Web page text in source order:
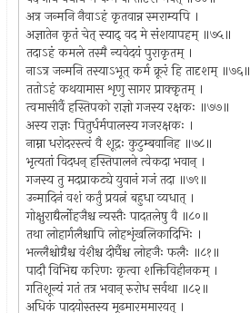
अत्र जन्मनि नैवाऽहं कृतवान्न स्मराम्यपि ।
अज्ञातेन कृतं चेत् स्याद् वद मे संशयापहम् ॥७५॥
तदाऽहं कमले तस्मै न्यवेदयं पुराकृतम् ।
नाऽत्र जन्मनि तस्याऽभूत् कर्म क्रूरं हि तादृशम् ॥७६॥
ततोऽहं कथयामास शृणु सागर प्राक्कृतम् ।
त्वमासीर्वै हस्तिपको राज्ञो गजस्य रक्षकः ॥७७॥
अस्य राज्ञः पितुर्धर्मपालस्य गजरक्षकः ।
नाम्ना धरोदरस्त्वं वै शूद्रः कुटुम्बवानिह ॥७८॥
भृत्यतां विदधन् हस्तिपालने त्वेकदा भवान् ।
गजस्य तु मदप्राकट्ये युवानं गजं तदा ॥७९॥
उन्मादिनं वशं कर्तुं प्रयत्नं बहुधा व्यधात् ।
गोक्षुराद्यैर्लोहजैश्च न्यस्तैः पादतलेषु वै ॥८०॥
तथा लोहार्गलैश्चापि लोहशृंखलिकादिभिः ।
भल्लैश्चोग्रैश्च वंशैश्च दीर्घैश्च लोहजैः फलैः ॥८१॥
पादौ विभिद्य करिणः कृत्वा शक्तिविहीनकम् ।
गतिशून्यं गतं तत्र भवान् रुरोध सर्वथा ॥८२॥
अधिकं पादयोस्तस्य मूढमारममारयत् ।